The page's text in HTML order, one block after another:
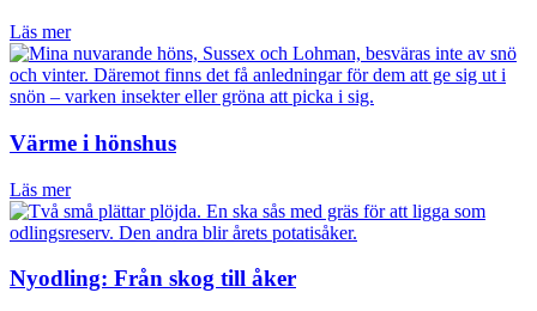
Läs mer
Värme i hönshus
Läs mer
Nyodling: Från skog till åker